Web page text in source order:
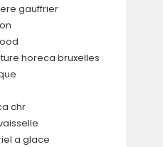
gauffrier
horeca bruxelles
chr
a glace